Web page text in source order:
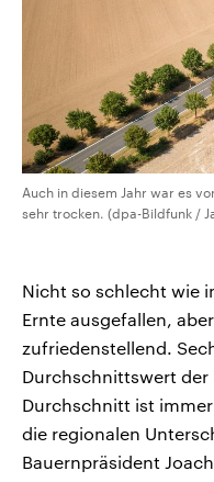
Auch in diesem Jahr war es
sehr trocken. (dpa-Bildfunk /
Nicht so schlecht wie
Ernte ausgefallen,
zufriedenstellend.
Durchschnittswert der
Durchschnitt ist
die regionalen
Bauernpräsident